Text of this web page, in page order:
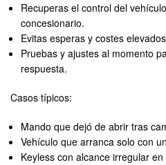
Recuperas el control del
concesionario.
Evitas esperas y costes
Pruebas y ajustes al momento
respuesta.
Casos típicos:
Mando que dejó de abrir tras
Vehículo que arranca solo con
Keyless con alcance irregular